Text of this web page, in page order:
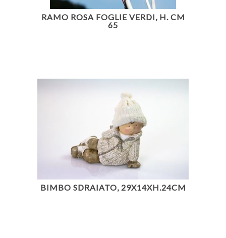
RAMO ROSA FOGLIE VERDI, H. CM
65
BIMBO SDRAIATO, 29X14XH.24CM